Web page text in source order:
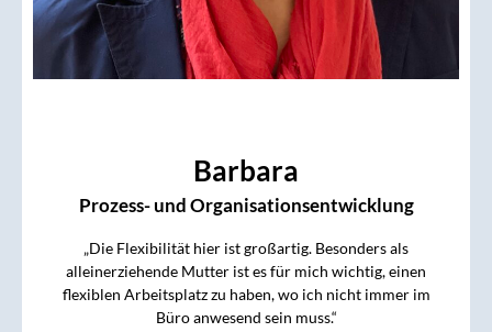
Barbara
Prozess- und Organisationsentwicklung
„Die Flexibilität hier ist großartig. Besonders als
alleinerziehende Mutter ist es für mich wichtig, einen
flexiblen Arbeitsplatz zu haben, wo ich nicht immer im
Büro anwesend sein muss.“